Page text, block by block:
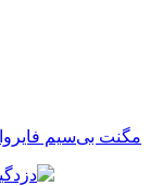
مگنت بی‌سیم